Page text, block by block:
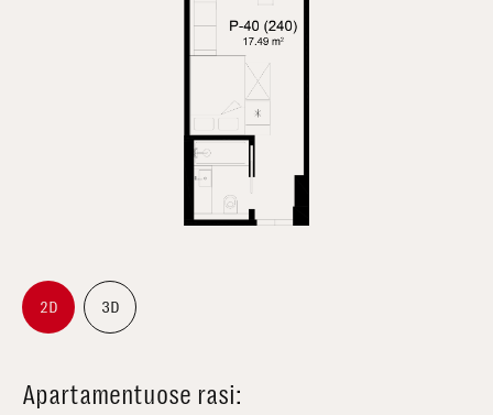
2D 3D
Apartamentuose rasi: